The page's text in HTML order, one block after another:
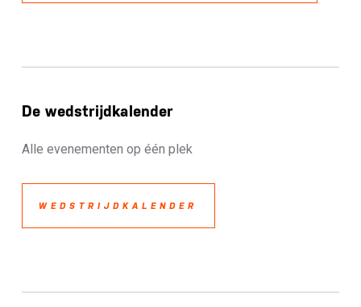
De wedstrijdkalender
Alle evenementen op één plek
WEDSTRIJDKALENDER